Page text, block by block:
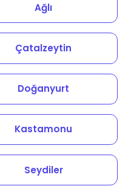
Ağlı
Çatalzeytin
Doğanyurt
Kastamonu
Seydiler